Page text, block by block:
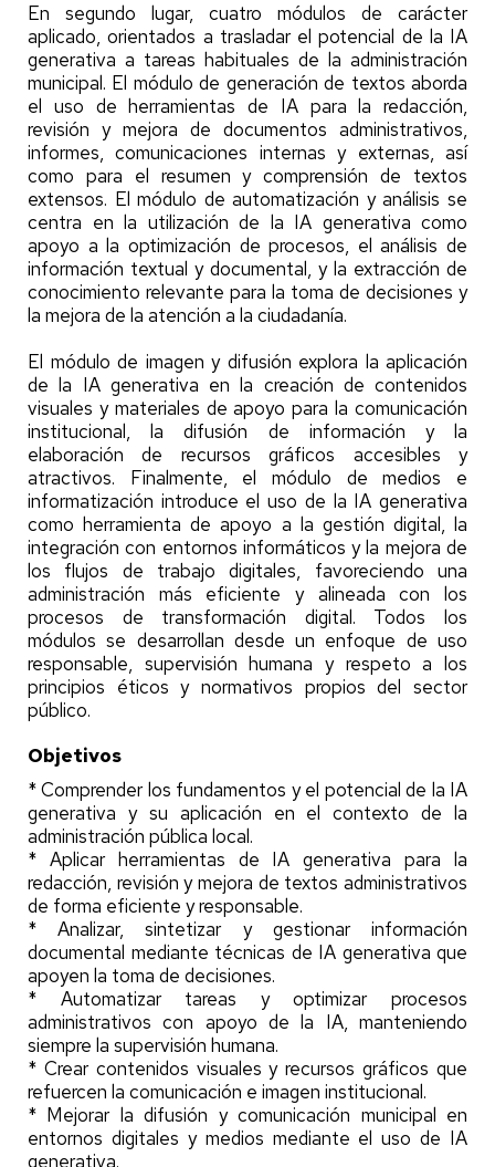
En segundo lugar, cuatro módulos de carácter
aplicado, orientados a trasladar el potencial de la IA
generativa a tareas habituales de la administración
municipal. El módulo de generación de textos aborda
el uso de herramientas de IA para la redacción,
revisión y mejora de documentos administrativos,
informes, comunicaciones internas y externas, así
como para el resumen y comprensión de textos
extensos. El módulo de automatización y análisis se
centra en la utilización de la IA generativa como
apoyo a la optimización de procesos, el análisis de
información textual y documental, y la extracción de
conocimiento relevante para la toma de decisiones y
la mejora de la atención a la ciudadanía.
El módulo de imagen y difusión explora la aplicación
de la IA generativa en la creación de contenidos
visuales y materiales de apoyo para la comunicación
institucional, la difusión de información y la
elaboración de recursos gráficos accesibles y
atractivos. Finalmente, el módulo de medios e
informatización introduce el uso de la IA generativa
como herramienta de apoyo a la gestión digital, la
integración con entornos informáticos y la mejora de
los flujos de trabajo digitales, favoreciendo una
administración más eficiente y alineada con los
procesos de transformación digital. Todos los
módulos se desarrollan desde un enfoque de uso
responsable, supervisión humana y respeto a los
principios éticos y normativos propios del sector
público.
Objetivos
* Comprender los fundamentos y el potencial de la IA
generativa y su aplicación en el contexto de la
administración pública local.
* Aplicar herramientas de IA generativa para la
redacción, revisión y mejora de textos administrativos
de forma eficiente y responsable.
* Analizar, sintetizar y gestionar información
documental mediante técnicas de IA generativa que
apoyen la toma de decisiones.
* Automatizar tareas y optimizar procesos
administrativos con apoyo de la IA, manteniendo
siempre la supervisión humana.
* Crear contenidos visuales y recursos gráficos que
refuercen la comunicación e imagen institucional.
* Mejorar la difusión y comunicación municipal en
entornos digitales y medios mediante el uso de IA
generativa.